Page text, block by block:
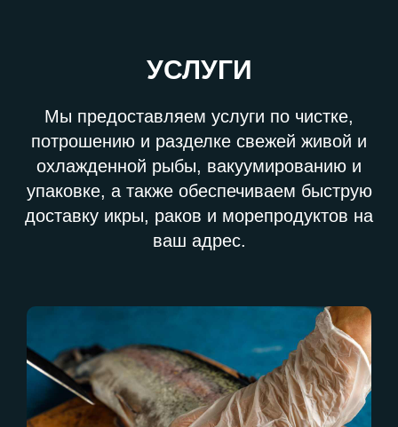
УСЛУГИ
Мы предоставляем услуги по чистке,
потрошению и разделке свежей живой и
охлажденной рыбы, вакуумированию и
упаковке, а также обеспечиваем быструю
доставку икры, раков и морепродуктов на
ваш адрес.